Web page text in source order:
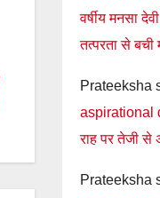
वर्षीय मनसा
तत्परता से बची
Prateeksha
aspirational
राह पर तेजी से
Prateeksha